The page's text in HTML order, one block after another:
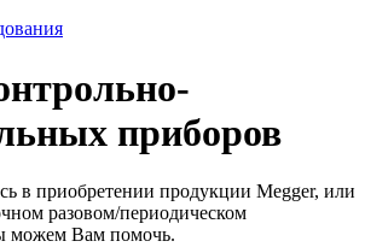
приборов
в приобретении продукции Megger, или
разовом/периодическом
можем Вам помочь.